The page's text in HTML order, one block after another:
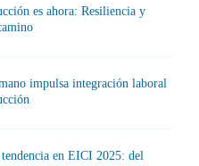
es ahora: Resiliencia y
impulsa integración laboral
en EICI 2025: del